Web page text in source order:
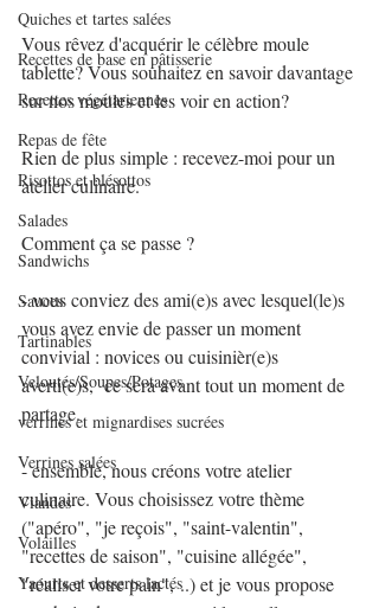
Quiches et tartes salées
Recettes de base en pâtisserie
Recettes végétariennes
Repas de fête
Risottos et blésottos
Salades
Sandwichs
Sauces
Tartinables
Veloutés/Soupes/Potages
verrines et mignardises sucrées
Verrines salées
Viandes
Volailles
Yaourts et desserts lactés
Vous rêvez d'acquérir le célèbre moule
tablette? Vous souhaitez en savoir davantage
sur nos moules et les voir en action?
Rien de plus simple : recevez-moi pour un
atelier culinaire.
Comment ça se passe ?
- vous conviez des ami(e)s avec lesquel(le)s
vous avez envie de passer un moment
convivial : novices ou cuisinièr(e)s
averti(e)s,  ce sera avant tout un moment de
partage.
- ensemble, nous créons votre atelier
culinaire. Vous choisissez votre thème
("apéro", "je reçois", "saint-valentin",
"recettes de saison", "cuisine allégée",
"réaliser votre pain", ..) et je vous propose